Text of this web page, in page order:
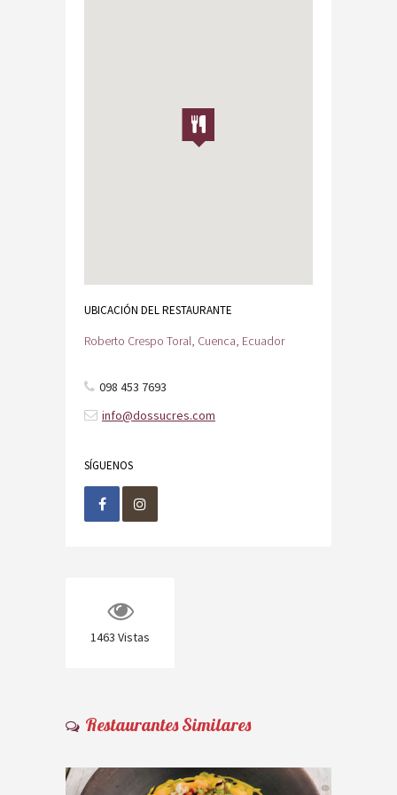
UBICACIÓN DEL RESTAURANTE
Roberto Crespo Toral, Cuenca, Ecuador
098 453 7693
info@dossucres.com
SÍGUENOS
1463 Vistas
Restaurantes Similares